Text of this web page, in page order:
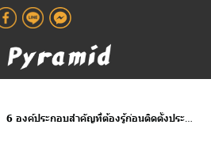
6 องค์ประกอบสำคัญที่ต้องรู้ก่อนติดตั้งประตูอัตโนมัติ